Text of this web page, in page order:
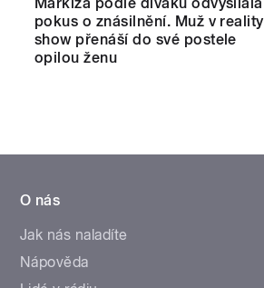
pokus o znásilnění. Muž v reality
show přenáší do své postele
opilou ženu
O nás
Jak nás naladíte
Nápověda